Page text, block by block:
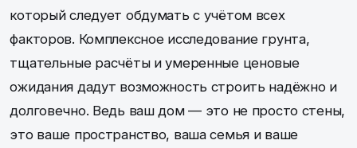
который следует обдумать с учётом всех
факторов. Комплексное исследование грунта,
тщательные расчёты и умеренные ценовые
ожидания дадут возможность строить надёжно и
долговечно. Ведь ваш дом — это не просто стены,
это ваше пространство, ваша семья и ваше